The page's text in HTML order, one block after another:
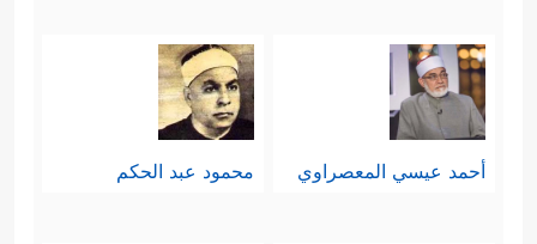
أحمد عيسي المعصراوي محمود عبد الحكم